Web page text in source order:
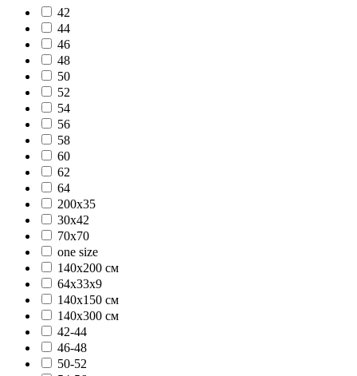
42
44
46
48
50
52
54
56
58
60
62
64
200x35
30х42
70х70
one size
140х200 см
64х33х9
140х150 см
140х300 см
42-44
46-48
50-52